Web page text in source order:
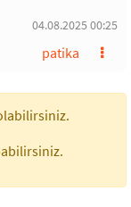
04.08.2025 00:25
patika